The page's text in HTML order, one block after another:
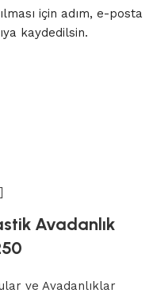
için adım, e-posta
kaydedilsin.
Avadanlık
ve Avadanlıklar